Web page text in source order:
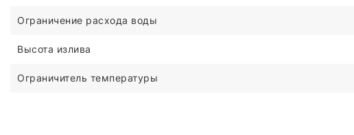
Ограничение расхода воды
Высота излива
Ограничитель температуры